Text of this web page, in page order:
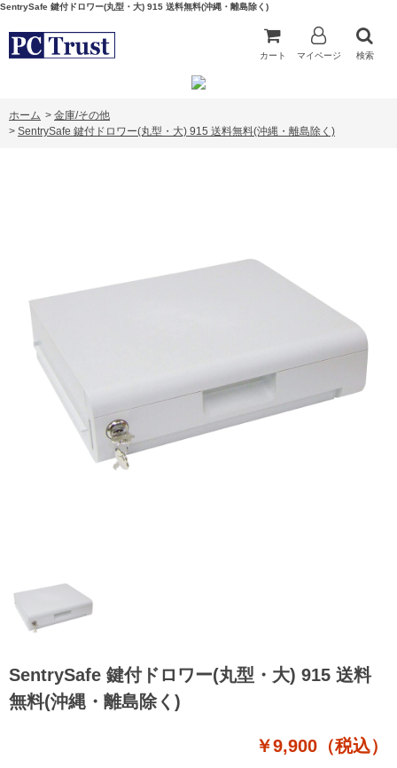
SentrySafe 鍵付ドロワー(丸型・大) 915 送料無料(沖縄・離島除く)
カート マイページ 検索
ホーム > 金庫/その他
> SentrySafe 鍵付ドロワー(丸型・大) 915 送料無料(沖縄・離島除く)
SentrySafe 鍵付ドロワー(丸型・大) 915 送料
無料(沖縄・離島除く)
￥9,900（税込）